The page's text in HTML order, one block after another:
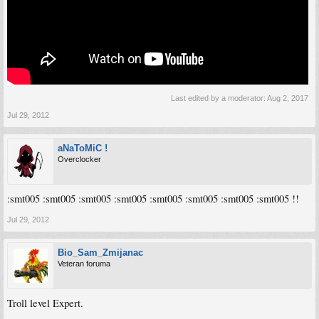
Last edited by a moderator: Aug 2, 2017
Jul 29, 2012
aNaToMiC !
Overclocker
:smt005 :smt005 :smt005 :smt005 :smt005 :smt005 :smt005 :smt005 !!
Jul 29, 2012
Bio_Sam_Zmijanac
Veteran foruma
Troll level Expert.